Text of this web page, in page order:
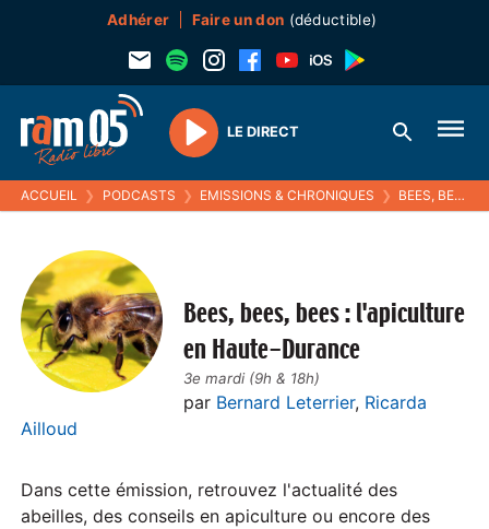
Adhérer Faire un don (déductible)
Play
LE DIRECT
ACCUEIL ❯ PODCASTS ❯ EMISSIONS & CHRONIQUES ❯ BEES, BEES, BEES : L'APICULTURE EN HAUTE-DURANCE
Bees, bees, bees : l'apiculture
en Haute-Durance
3e mardi (9h & 18h)
par Bernard Leterrier, Ricarda
Ailloud
Dans cette émission, retrouvez l'actualité des
abeilles, des conseils en apiculture ou encore des